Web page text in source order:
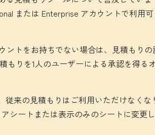
または Enterprise アカウントで利用可
ントをお持ちでない場合は、見積もりの
もりを1人のユーザーによる承認を得るオ
従来の見積もりはご利用いただけなくな
シートまたは表示のみのシートに変更し